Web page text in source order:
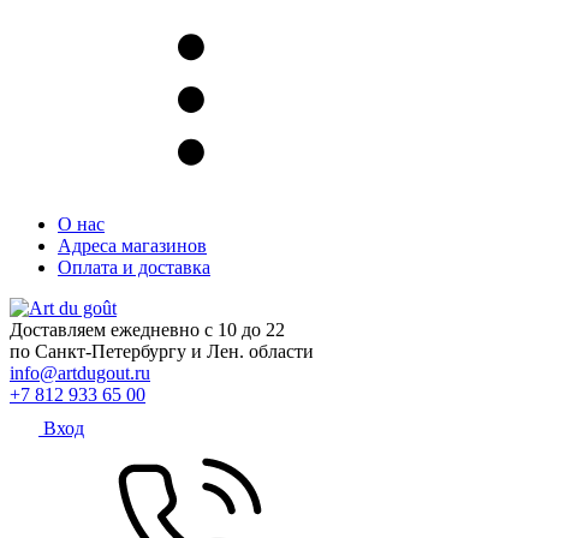
О нас
Адреса магазинов
Оплата и доставка
Доставляем ежедневно с 10 до 22
по Санкт-Петербургу и Лен. области
info@artdugout.ru
+7 812 933 65 00
Вход